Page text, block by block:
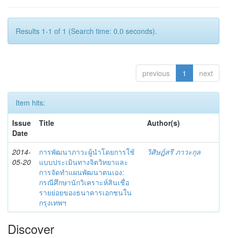
Results 1-1 of 1 (Search time: 0.0 seconds).
previous 1 next
Item hits:
Issue
Date
Title Author(s)
2014-
05-20
การพัฒนาภาวะผู้นำโดยการใช้
แบบประเมินทางจิตวิทยาและ
การจัดทำแผนพัฒนาตนเอง:
กรณีศึกษานักวิเคราะห์สินเชื่อ
รายย่อยของธนาคารเอกชนใน
กรุงเทพฯ
วิศิษฎ์สรี ภาวะกุล
Discover